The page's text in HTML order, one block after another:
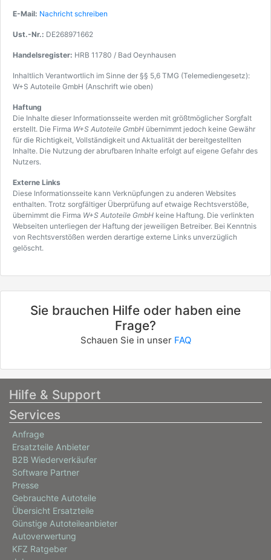
E-Mail: Nachricht schreiben
Ust.-Nr.: DE268971662
Handelsregister: HRB 11780 / Bad Oeynhausen
Inhaltlich Verantwortlich im Sinne der §§ 5,6 TMG (Telemediengesetz):
W+S Autoteile GmbH (Anschrift wie oben)
Haftung
Die Inhalte dieser Informationsseite werden mit größtmöglicher Sorgfalt
erstellt. Die Firma W+S Autoteile GmbH übernimmt jedoch keine Gewähr
für die Richtigkeit, Vollständigkeit und Aktualität der bereitgestellten
Inhalte. Die Nutzung der abrufbaren Inhalte erfolgt auf eigene Gefahr des
Nutzers.
Externe Links
Diese Informationsseite kann Verknüpfungen zu anderen Websites
enthalten. Trotz sorgfältiger Überprüfung auf etwaige Rechtsverstöße,
übernimmt die Firma W+S Autoteile GmbH keine Haftung. Die verlinkten
Webseiten unterliegen der Haftung der jeweiligen Betreiber. Bei Kenntnis
von Rechtsverstößen werden derartige externe Links unverzüglich
gelöscht.
Sie brauchen Hilfe oder haben eine
Frage?
Schauen Sie in unser FAQ
Hilfe & Support
Services
Anfrage
Ersatzteile Anbieter
B2B Wiederverkäufer
Software Partner
Presse
Gebrauchte Autoteile
Übersicht Ersatzteile
Günstige Autoteileanbieter
Autoverwertung
KFZ Ratgeber